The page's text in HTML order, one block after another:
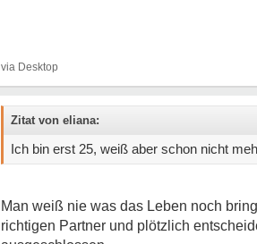
Zitat von eliana:
Ich bin erst 25, weiß aber schon nicht
Man weiß nie was das Leben noch
richtigen Partner und plötzlich